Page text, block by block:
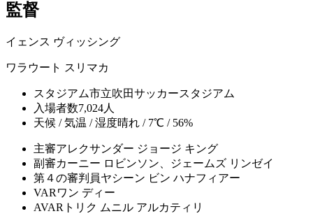
監督
イェンス ヴィッシング
ワラウート スリマカ
スタジアム市立吹田サッカースタジアム
入場者数7,024人
天候 / 気温 / 湿度晴れ / 7℃ / 56%
主審アレクサンダー ジョージ キング
副審カーニー ロビンソン、ジェームズ リンゼイ
第４の審判員ヤシーン ビン ハナフィアー
VAR ワン ディー
AVAR トリク ムニル アルカティリ